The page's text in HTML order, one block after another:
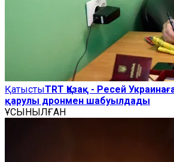
ҚатыстыTRT Қазақ - Ресей
қарулы дронмен шабуылдады
ҰСЫНЫЛҒАН